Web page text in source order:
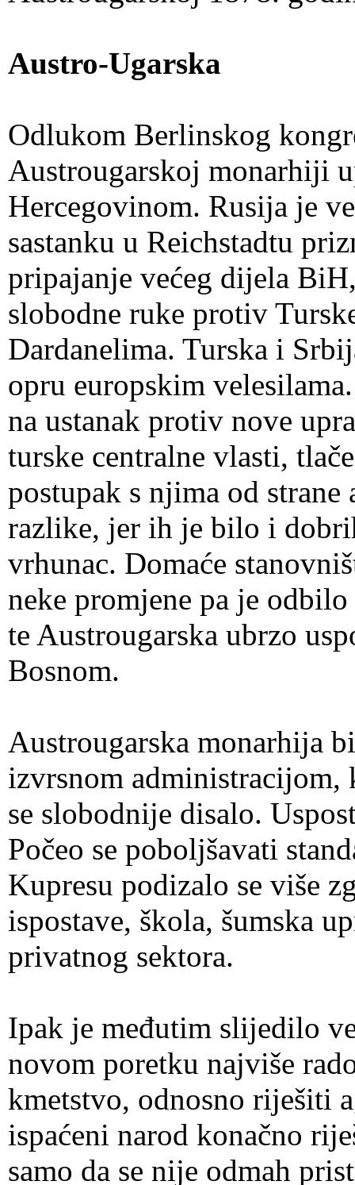
Austro-Ugarska
Odlukom Berlinskog
Austrougarskoj monarhiji
Hercegovinom. Rusija je
sastanku u Reichstadtu
pripajanje većeg dijela
slobodne ruke protiv
Dardanelima. Turska i
opru europskim
na ustanak protiv nove
turske centralne vlasti,
postupak s njima od strane
razlike, jer ih je bilo i
vrhunac. Domaće
neke promjene pa je
te Austrougarska ubrzo
Bosnom.
Austrougarska monarhija
izvrsnom administracijom,
se slobodnije disalo.
Počeo se poboljšavati
Kupresu podizalo se više
ispostave, škola, šumska
privatnog sektora.
Ipak je međutim slijedilo
novom poretku najviše
kmetstvo, odnosno riješiti
ispaćeni narod konačno
samo da se nije odmah